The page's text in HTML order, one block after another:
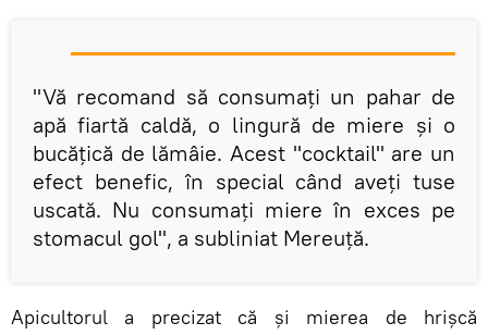
"Vă recomand să consumați un pahar de
apă fiartă caldă, o lingură de miere și o
bucățică de lămâie. Acest "cocktail" are un
efect benefic, în special când aveți tuse
uscată. Nu consumați miere în exces pe
stomacul gol", a subliniat Mereuță.
Apicultorul a precizat că și mierea de hrișcă